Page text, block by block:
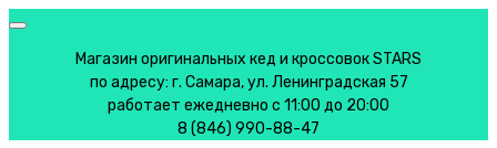
Магазин оригинальных кед и кроссовок STARS
по адресу: г. Самара, ул. Ленинградская 57
работает ежедневно с 11:00 до 20:00
8 (846) 990-88-47